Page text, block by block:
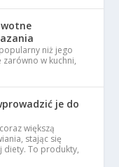
niż jego
zarówno w kuchni,
je do
większą
stając się
diety. To produkty,